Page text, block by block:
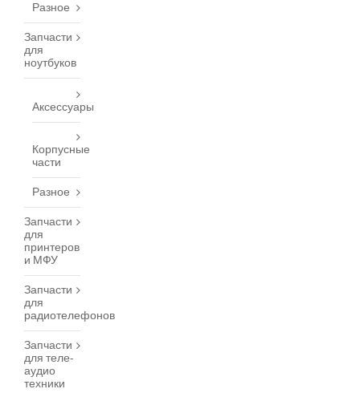
Разное
Запчасти
для
ноутбуков
Аксессуары
Корпусные
части
Разное
Запчасти
для
принтеров
и МФУ
Запчасти
для
радиотелефонов
Запчасти
для теле-
аудио
техники